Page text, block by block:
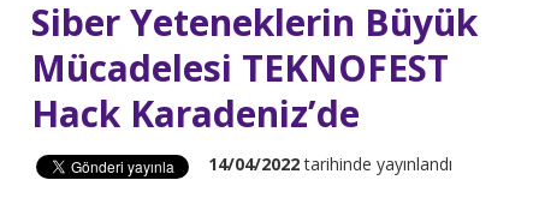
Siber Yeteneklerin Büyük
Mücadelesi TEKNOFEST
Hack Karadeniz’de
14/04/2022tarihinde yayınlandı